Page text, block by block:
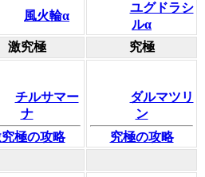
風火輪α
ユグドラシ
ルα
激究極 究極
チルサマー
ナ
極の攻略
ダルマツリ
ン
究極の攻略